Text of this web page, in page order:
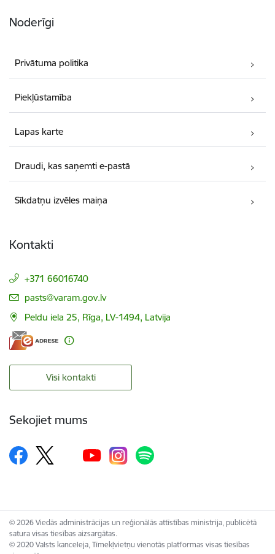
Noderīgi
Privātuma politika
Piekļūstamība
Lapas karte
Draudi, kas saņemti e-pastā
Sīkdatņu izvēles maiņa
Kontakti
+371 66016740
E-pasts:
pasts@varam.gov.lv
Peldu iela 25, Rīga, LV-1494, Latvija
Visi kontakti
Sekojiet mums
© 2026 Viedās administrācijas un reģionālās attīstības ministrija, publicētā
satura visas tiesības aizsargātas.
© 2020 Valsts kanceleja, Tīmekļvietņu vienotās platformas visas tiesības